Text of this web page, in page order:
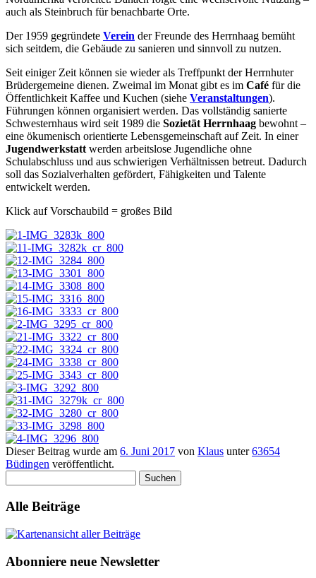
auch als Steinbruch für benachbarte Orte.
Der 1959 gegründete Verein der Freunde des Herrnhaag bemüht
sich seitdem, die Gebäude zu sanieren und sinnvoll zu nutzen.
Seit einiger Zeit können sie wieder als Treffpunkt der Herrnhuter
Brüdergemeine dienen. Zweimal im Monat gibt es im Café für die
Öffentlichkeit Kaffee und Kuchen (siehe Veranstaltungen).
Führungen können organisiert werden. Das vollständig sanierte
Schwesternhaus wird seit 1989 die Sozietät Herrnhaag bewohnt –
eine ökumenisch orientierte Lebensgemeinschaft auf Zeit. In einer
Jugendwerkstattwerden arbeitslose Jugendliche ohne
Schulabschluss und aus schwierigen Verhältnissen betreut. Dadurch
soll das Sozialverhalten gefördert, Fähigkeiten und Talente
entwickelt werden.
Klick auf Vorschaubild = großes Bild
Dieser Beitrag wurde am 6. Juni 2017 von Klaus unter63654
Büdingen veröffentlicht.
nach:
Alle Beiträge
Abonniere neue Newsletter